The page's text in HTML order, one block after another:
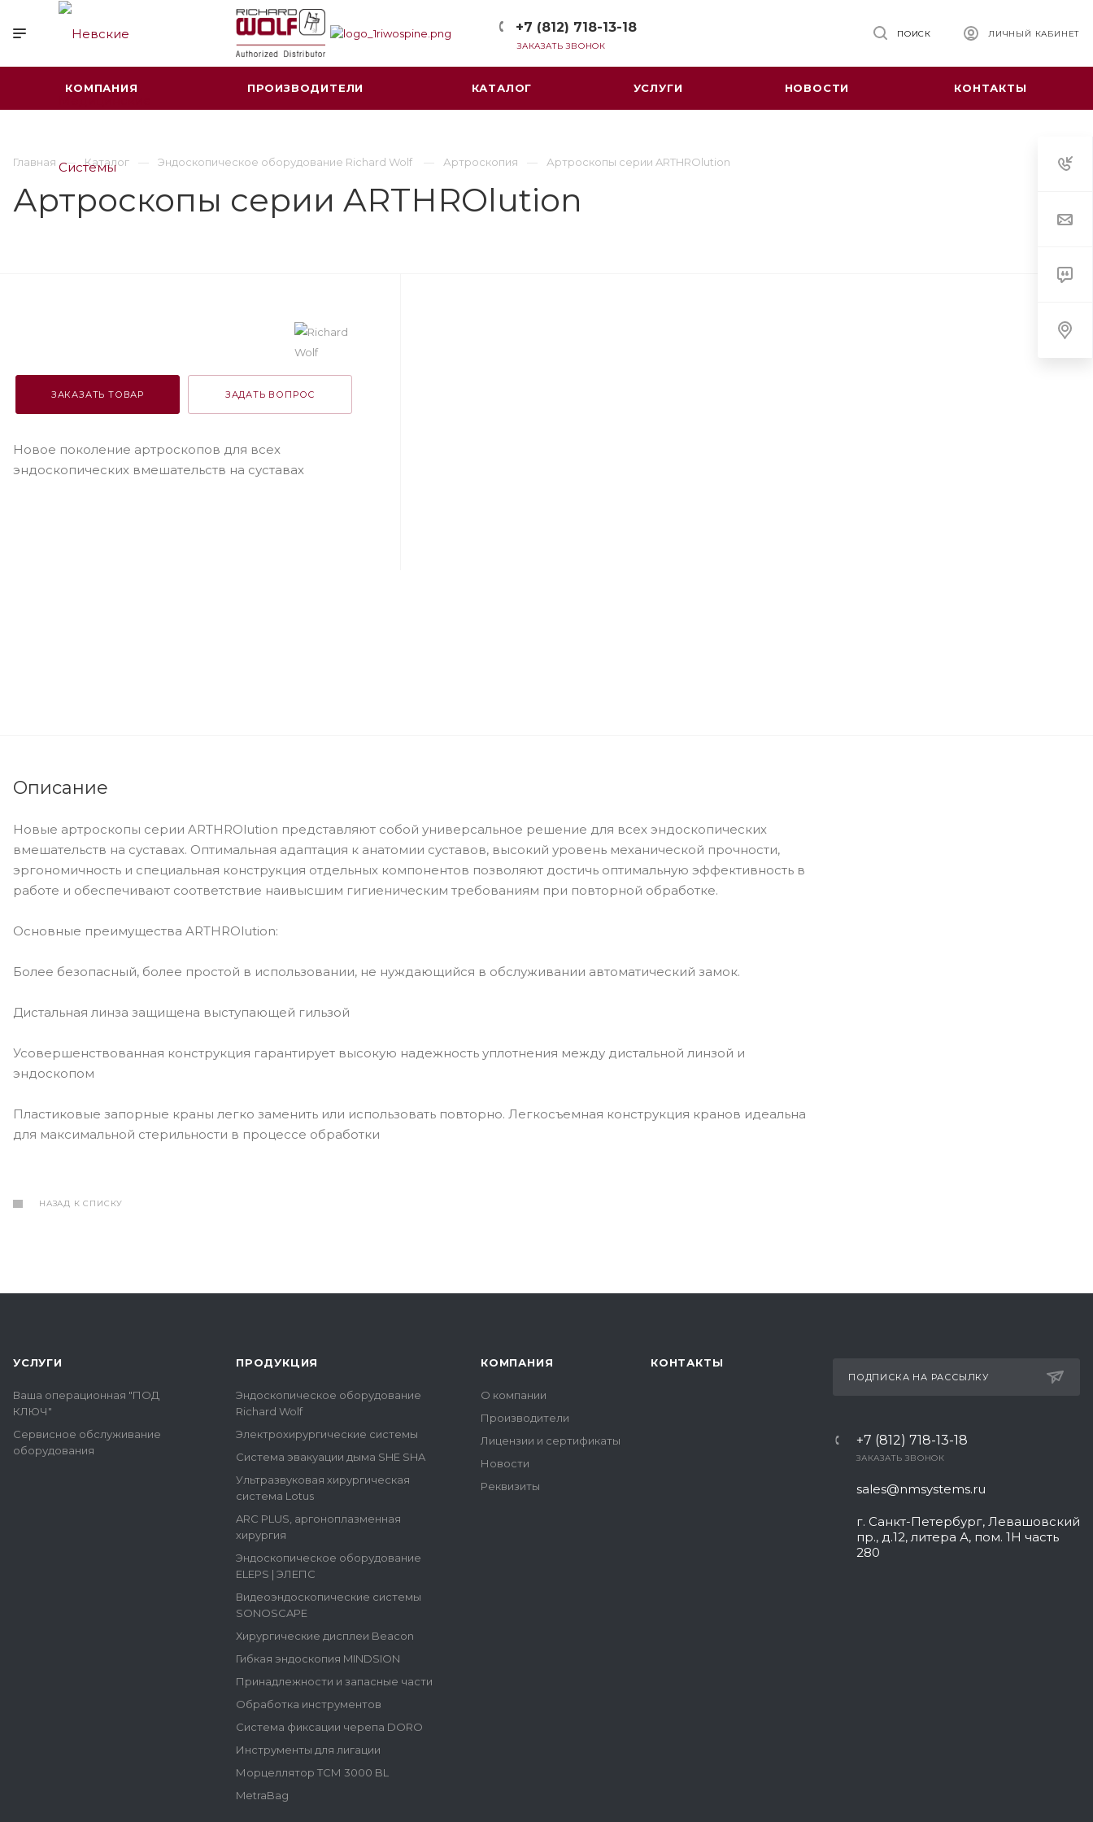
+7 (812) 718-13-18
ЗАКАЗАТЬ ЗВОНОК
ЛИЧНЫЙ КАБИНЕТ
ПОИСК
КОМПАНИЯ ПРОИЗВОДИТЕЛИ КАТАЛОГ УСЛУГИ НОВОСТИ КОНТАКТЫ
Главная Каталог Эндоскопическое оборудование Richard Wolf Артроскопия Артроскопы серии ARTHROlution
Артроскопы серии ARTHROlution
ЗАКАЗАТЬ ТОВАР ЗАДАТЬ ВОПРОС
Новое поколение артроскопов для всех
эндоскопических вмешательств на суставах
Описание
Новые артроскопы серии ARTHROlution представляют собой универсальное решение для всех эндоскопических
вмешательств на суставах. Оптимальная адаптация к анатомии суставов, высокий уровень механической прочности,
эргономичность и специальная конструкция отдельных компонентов позволяют достичь оптимальную эффективность в
работе и обеспечивают соответствие наивысшим гигиеническим требованиям при повторной обработке.
Основные преимущества ARTHROlution:
Более безопасный, более простой в использовании, не нуждающийся в обслуживании автоматический замок.
Дистальная линза защищена выступающей гильзой
Усовершенствованная конструкция гарантирует высокую надежность уплотнения между дистальной линзой и
эндоскопом
Пластиковые запорные краны легко заменить или использовать повторно. Легкосъемная конструкция кранов идеальна
для максимальной стерильности в процессе обработки
НАЗАД К СПИСКУ
УСЛУГИ
Ваша операционная "ПОД
КЛЮЧ"
Сервисное обслуживание
оборудования
ПРОДУКЦИЯ
Эндоскопическое оборудование
Richard Wolf
Электрохирургические системы
Система эвакуации дыма SHE SHA
Ультразвуковая хирургическая
система Lotus
ARC PLUS, аргоноплазменная
хирургия
Эндоскопическое оборудование
ELEPS | ЭЛЕПС
Видеоэндоскопические системы
SONOSCAPE
Хирургические дисплеи Beacon
Гибкая эндоскопия MINDSION
Принадлежности и запасные части
Обработка инструментов
Система фиксации черепа DORO
Инструменты для лигации
Морцеллятор ТСМ 3000 BL
MetraBag
КОМПАНИЯ
О компании
Производители
Лицензии и сертификаты
Новости
Реквизиты
КОНТАКТЫ
ПОДПИСКА НА РАССЫЛКУ
+7 (812) 718-13-18
ЗАКАЗАТЬ ЗВОНОК
sales@nmsystems.ru
г. Санкт-Петербург, Левашовский
пр., д.12, литера А, пом. 1Н часть
280